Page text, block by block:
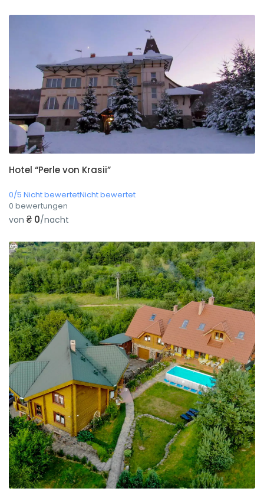
Hotel “Perle von Krasii”
0/5 Nicht bewertetNicht bewertet
0 bewertungen
von ₴ 0/nacht